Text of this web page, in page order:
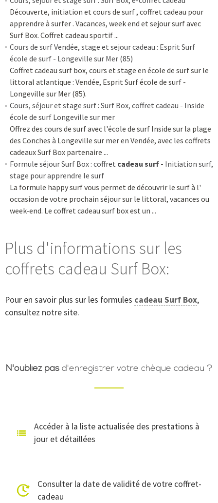
Découverte, initiation et cours de surf , coffret cadeau pour
apprendre à surfer . Vacances, week end et sejour surf avec
Surf Box. Coffret cadeau sportif ...
Cours de surf Vendée, stage et sejour cadeau : Esprit Surf
école de surf - Longeville sur Mer (85)
Coffret cadeau surf box, cours et stage en école de surf sur le
littoral atlantique : Vendée, Esprit Surf école de surf -
Longeville sur Mer (85).
Cours, séjour et stage surf : Surf Box, coffret cadeau - Inside
école de surf Longeville sur mer
Offrez des cours de surf avec l'école de surf Inside sur la plage
des Conches à Longeville sur mer en Vendée, avec les coffrets
cadeaux Surf Box partenaire ...
Formule séjour Surf Box : coffret cadeau surf - Initiation surf,
stage pour apprendre le surf
La formule happy surf vous permet de découvrir le surf à l'
occasion de votre prochain séjour sur le littoral, vacances ou
week-end. Le coffret cadeau surf box est un ...
Plus d'informations sur les
coffrets cadeau Surf Box:
Pour en savoir plus sur les formules cadeau Surf Box,
consultez notre site.
N'oubliez pasd'enregistrer votre chèque cadeau ?
Accéder à la liste actualisée des prestations à
jour et détaillées
Consulter la date de validité de votre coffret-
cadeau